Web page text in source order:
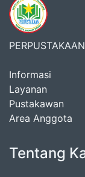
Informasi
Layanan
Pustakawan
Area Anggota
Tentang